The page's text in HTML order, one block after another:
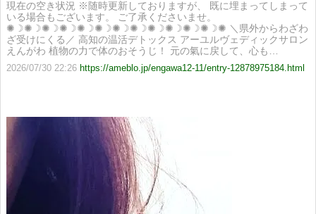
現在の空き状況 ※随時更新しておりますが、 既に埋まってしまって
いる場合もございます。 ご了承くださいませ。
✺☽✺☽✺☽✺☽✺☽✺☽✺☽✺☽✺☽✺☽✺☽✺☽✺ ＼県外からわざわ
ざ受けにくる／ 高知の温活デトックス アーユルヴェディックサロン
えんがわ 植物の力で体のおそうじ！ 元の氣に戻して、心も…
2026/07/30 22:26 https://ameblo.jp/engawa12-11/entry-12878975184.html